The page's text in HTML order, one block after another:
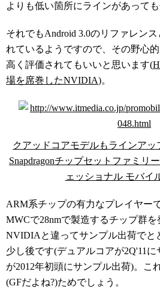
よりも低い箇所にラインがあって
それでもAndroid 3.0のリファレンス
れているようですので、その野心
高く評価されてもいいと思います(
場を席巻したNVIDIA)。
クアッドコアモデルもラインアッ
Snapdragonチップセットファミリ
ェッショナル モバイ
ARM系チップの有力なプレイヤーで
MWCで28nmで製造するチップ群
NVIDIAと違ってサンプル出荷でと
少し後です(デュアルコアが2Q'11
が2012年初頭にサンプル出荷)。こ
(GFだよね?)ためでしょう。